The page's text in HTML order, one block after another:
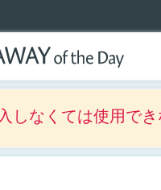
しなくては使用で